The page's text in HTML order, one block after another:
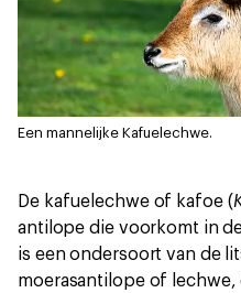
Een mannelijke Kafuelechwe.
De kafuelechwe of kafoe (
antilope die voorkomt in
is een ondersoort van de
moerasantilope of